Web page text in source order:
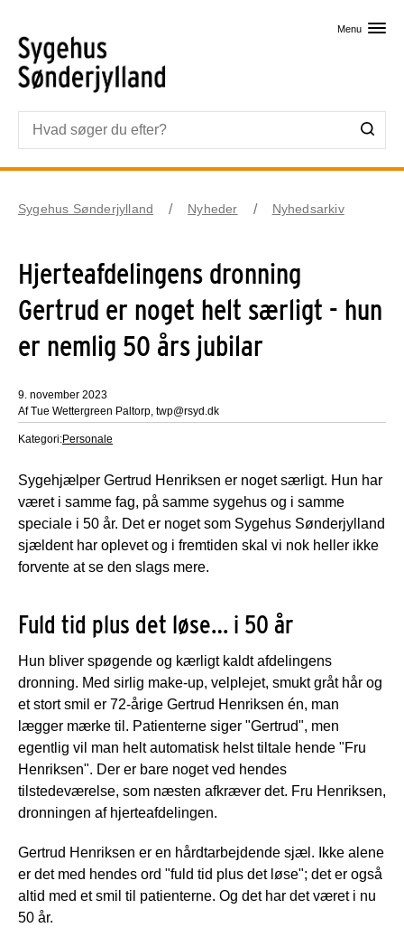
Menu
Sygehus Sønderjylland Nyheder Nyhedsarkiv
Hjerteafdelingens dronning
Gertrud er noget helt særligt - hun
er nemlig 50 års jubilar
9. november 2023
Af Tue Wettergreen Paltorp, twp@rsyd.dk
Kategori:Personale
Sygehjælper Gertrud Henriksen er noget særligt. Hun har
været i samme fag, på samme sygehus og i samme
speciale i 50 år. Det er noget som Sygehus Sønderjylland
sjældent har oplevet og i fremtiden skal vi nok heller ikke
forvente at se den slags mere.
Fuld tid plus det løse… i 50 år
Hun bliver spøgende og kærligt kaldt afdelingens
dronning. Med sirlig make-up, velplejet, smukt gråt hår og
et stort smil er 72-årige Gertrud Henriksen én, man
lægger mærke til. Patienterne siger "Gertrud", men
egentlig vil man helt automatisk helst tiltale hende "Fru
Henriksen". Der er bare noget ved hendes
tilstedeværelse, som næsten afkræver det. Fru Henriksen,
dronningen af hjerteafdelingen.
Gertrud Henriksen er en hårdtarbejdende sjæl. Ikke alene
er det med hendes ord "fuld tid plus det løse"; det er også
altid med et smil til patienterne. Og det har det været i nu
50 år.